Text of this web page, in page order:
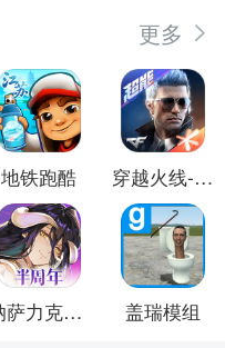
更多
地铁跑酷 穿越火线-枪战王者
纳萨力克之王 盖瑞模组